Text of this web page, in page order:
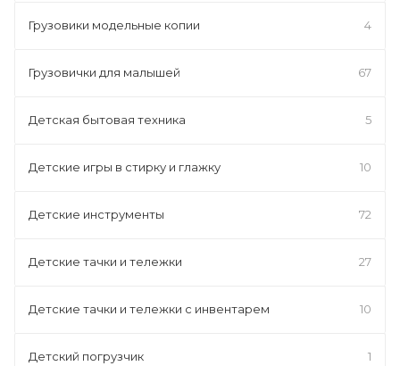
Грузовики модельные копии 4
Грузовички для малышей 67
Детская бытовая техника 5
Детские игры в стирку и глажку 10
Детские инструменты 72
Детские тачки и тележки 27
Детские тачки и тележки с инвентарем 10
Детский погрузчик 1